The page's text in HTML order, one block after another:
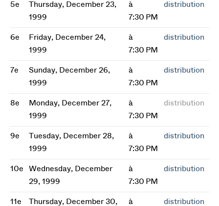
5e
Thursday, December 23,
1999
à
7:30 PM
distribution
6e
Friday, December 24,
1999
à
7:30 PM
distribution
7e
Sunday, December 26,
1999
à
7:30 PM
distribution
8e
Monday, December 27,
1999
à
7:30 PM
distribution
9e
Tuesday, December 28,
1999
à
7:30 PM
distribution
10e
Wednesday, December
29, 1999
à
7:30 PM
distribution
11e
Thursday, December 30,
à
distribution